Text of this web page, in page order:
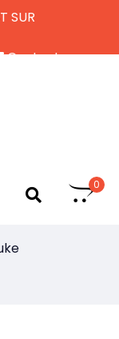
SUR
Contactez-nous
0